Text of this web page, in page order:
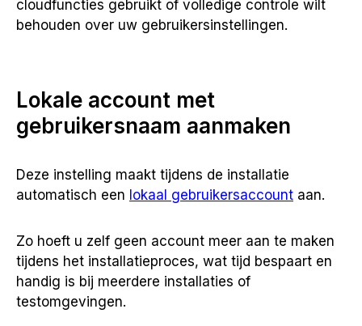
cloudfuncties gebruikt of volledige controle wilt
behouden over uw gebruikersinstellingen.
Lokale account met
gebruikersnaam aanmaken
Deze instelling maakt tijdens de installatie
automatisch een lokaal gebruikersaccount aan.
Zo hoeft u zelf geen account meer aan te maken
tijdens het installatieproces, wat tijd bespaart en
handig is bij meerdere installaties of
testomgevingen.